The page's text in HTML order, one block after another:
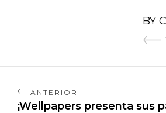
BY
ANTERIOR
¡Wellpapers presenta sus